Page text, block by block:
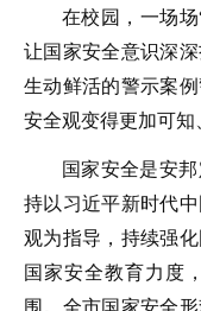
在校园，一场场
让国家安全意识深
生动鲜活的警示案
安全观变得更加可
国家安全是安
持以习近平新时代
观为指导，持续强
国家安全教育力度
围。全市国家安全